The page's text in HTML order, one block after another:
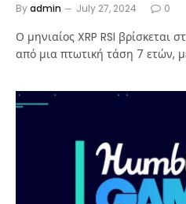
Byadmin July 27, 2024 0
Ο μηνιαίος XRP RSI
από μια πτωτική τάση 7 ετών,